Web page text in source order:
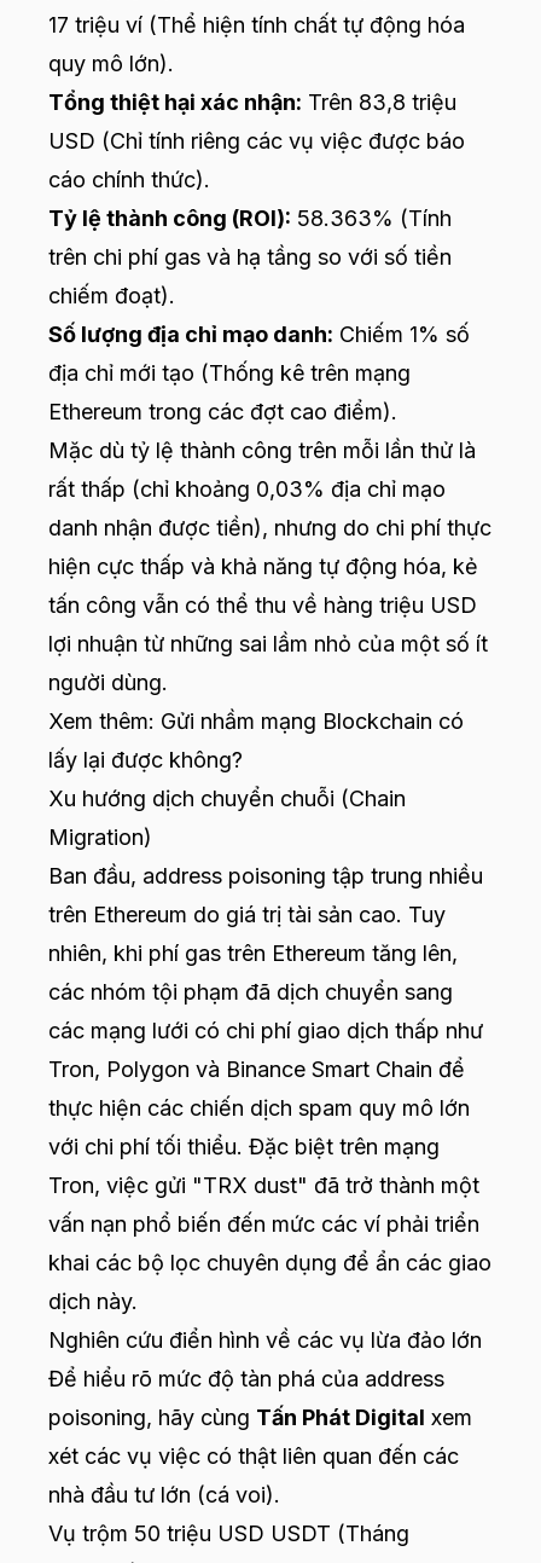
17 triệu ví (Thể hiện tính chất tự động hóa
quy mô lớn).
Tổng thiệt hại xác nhận: Trên 83,8 triệu
USD (Chỉ tính riêng các vụ việc được báo
cáo chính thức).
Tỷ lệ thành công (ROI): 58.363% (Tính
trên chi phí gas và hạ tầng so với số tiền
chiếm đoạt).
Số lượng địa chỉ mạo danh: Chiếm 1% số
địa chỉ mới tạo (Thống kê trên mạng
Ethereum trong các đợt cao điểm).
Mặc dù tỷ lệ thành công trên mỗi lần thử là
rất thấp (chỉ khoảng 0,03% địa chỉ mạo
danh nhận được tiền), nhưng do chi phí thực
hiện cực thấp và khả năng tự động hóa, kẻ
tấn công vẫn có thể thu về hàng triệu USD
lợi nhuận từ những sai lầm nhỏ của một số ít
người dùng.
Xem thêm: Gửi nhầm mạng Blockchain có
lấy lại được không?
Xu hướng dịch chuyển chuỗi (Chain
Migration)
Ban đầu, address poisoning tập trung nhiều
trên Ethereum do giá trị tài sản cao. Tuy
nhiên, khi phí gas trên Ethereum tăng lên,
các nhóm tội phạm đã dịch chuyển sang
các mạng lưới có chi phí giao dịch thấp như
Tron, Polygon và Binance Smart Chain để
thực hiện các chiến dịch spam quy mô lớn
với chi phí tối thiểu. Đặc biệt trên mạng
Tron, việc gửi "TRX dust" đã trở thành một
vấn nạn phổ biến đến mức các ví phải triển
khai các bộ lọc chuyên dụng để ẩn các giao
dịch này.
Nghiên cứu điển hình về các vụ lừa đảo lớn
Để hiểu rõ mức độ tàn phá của address
poisoning, hãy cùng Tấn Phát Digital xem
xét các vụ việc có thật liên quan đến các
nhà đầu tư lớn (cá voi).
Vụ trộm 50 triệu USD USDT (Tháng